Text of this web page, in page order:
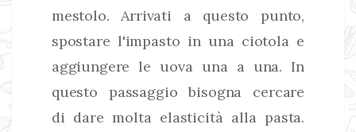
mestolo. Arrivati a questo punto,
spostare l'impasto in una ciotola e
aggiungere le uova una a una. In
questo passaggio bisogna cercare
di dare molta elasticità alla pasta.